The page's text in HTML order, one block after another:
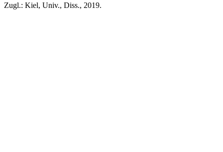
Zugl.: Kiel, Univ., Diss., 2019.